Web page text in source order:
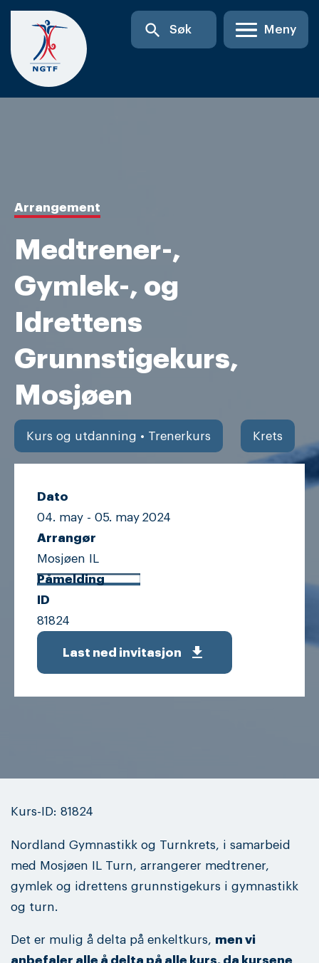
Skip
content
search Søk Meny
Arrangement
Medtrener-,
Gymlek-, og
Idrettens
Grunnstigekurs,
Mosjøen
Kurs og utdanning • Trenerkurs Krets
Dato
04. may - 05. may 2024
Arrangør
Mosjøen IL
Påmelding
ID
81824
Last ned invitasjon get_app
Kurs-ID: 81824
Nordland Gymnastikk og Turnkrets, i samarbeid
med Mosjøen IL Turn, arrangerer medtrener,
gymlek og idrettens grunnstigekurs i gymnastikk
og turn.
Det er mulig å delta på enkeltkurs, men vi
anbefaler alle å delta på alle kurs, da kursene